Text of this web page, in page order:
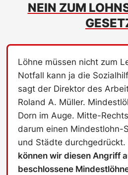
NEIN ZUM
Löhne müssen nicht zum
Notfall kann ja die
sagt der Direktor des
Roland A. Müller.
Dorn im Auge. Mitte-
darum einen Mindestlohn-
und Städte durchgedrückt.
können wir diesen Angriff
beschlossene